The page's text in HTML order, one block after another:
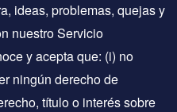
ideas, problemas, quejas y
nuestro Servicio
y acepta que: (i) no
ningún derecho de
título o interés sobre